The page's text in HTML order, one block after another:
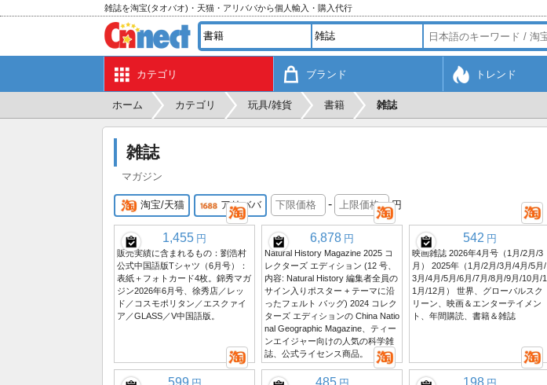
雑誌を淘宝(タオバオ)・天猫・アリババから個人輸入・購入代行
カテゴリ ブランド トレンド
ホーム カテゴリ 玩具/雑貨 書籍 雑誌
雑誌
マガジン
淘宝/天猫 アリババ - 円
1,455 円
販売実績に含まれるもの：劉浩村
公式中国語版Tシャツ（6月号）：
表紙＋フォトカード4枚。錦秀マガ
ジン2026年6月号、徐秀店／レッ
ド／コスモポリタン／エスクァイ
ア／GLASS／V中国語版。
6,878 円
Natural History Magazine 2025 コ
レクターズ エディション (12 号、
内容: Natural History 編集者全員の
サイン入りポスター + テーマに沿
ったフェルト バッグ) 2024 コレク
ターズ エディションの China Natio
nal Geographic Magazine、ティー
ンエイジャー向けの人気の科学雑
誌、公式ライセンス商品。
542 円
映画雑誌 2026年4月号（1月/2月/3
月） 2025年（1月/2月/3月/4月/5月/
3月/4月/5月/6月/7月/8月/9月/10月/1
1月/12月） 世界、グローバルスク
リーン、映画＆エンターテイメン
ト、年間購読、書籍＆雑誌
599 485 198